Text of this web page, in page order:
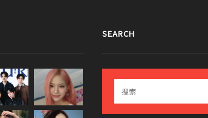
SEARCH